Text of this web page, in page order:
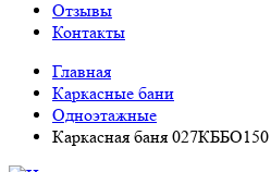
Отзывы
Контакты
Главная
Каркасные бани
Одноэтажные
Каркасная баня 027КББО150